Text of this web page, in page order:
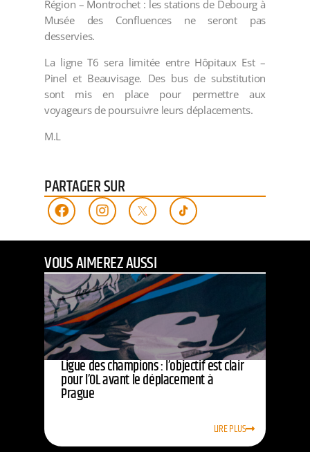
Région – Montrochet : les stations de Debourg à
Musée des Confluences ne seront pas
desservies.
La ligne T6 sera limitée entre Hôpitaux Est –
Pinel et Beauvisage. Des bus de substitution
sont mis en place pour permettre aux
voyageurs de poursuivre leurs déplacements.
M.L
PARTAGER SUR
VOUS AIMEREZ AUSSI
Ligue des champions : l’objectif est clair
pour l’OL avant le déplacement à
Prague
LIRE PLUS